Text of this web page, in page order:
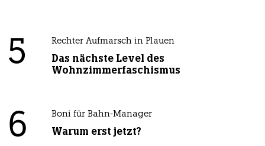
5 Rechter Aufmarsch in Plauen
Das nächste Level des
Wohnzimmerfaschismus
6 Boni für Bahn-Manager
Warum erst jetzt?